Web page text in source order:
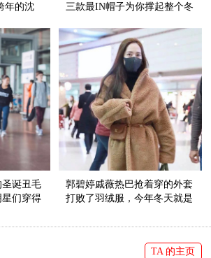
年的沈
三款最IN帽子为你撑起整个冬
诞丑毛
们穿得
郭碧婷戚薇热巴抢着穿的外套
打败了羽绒服，今年冬天就是
TA 的主页